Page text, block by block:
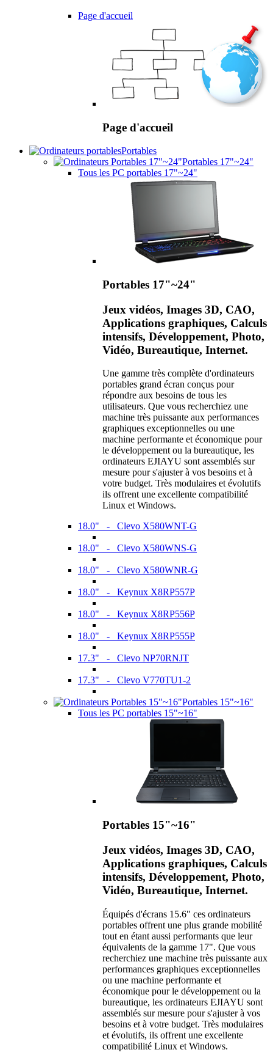
Page d'accueil
Page d'accueil
Portables
Portables 17"~24"
Tous les PC portables 17"~24"
Portables 17"~24"
Jeux vidéos, Images 3D, CAO,
Applications graphiques, Calculs
intensifs, Développement, Photo,
Vidéo, Bureautique, Internet.
Une gamme très complète d'ordinateurs
portables grand écran conçus pour
répondre aux besoins de tous les
utilisateurs. Que vous recherchiez une
machine très puissante aux performances
graphiques exceptionnelles ou une
machine performante et économique pour
le développement ou la bureautique, les
ordinateurs EJIAYU sont assemblés sur
mesure pour s'ajuster à vos besoins et à
votre budget. Très modulaires et évolutifs
ils offrent une excellente compatibilité
Linux et Windows.
18.0" - Clevo X580WNT-G
18.0" - Clevo X580WNS-G
18.0" - Clevo X580WNR-G
18.0" - Keynux X8RP557P
18.0" - Keynux X8RP556P
18.0" - Keynux X8RP555P
17.3" - Clevo NP70RNJT
17.3" - Clevo V770TU1-2
Portables 15"~16"
Tous les PC portables 15"~16"
Portables 15"~16"
Jeux vidéos, Images 3D, CAO,
Applications graphiques, Calculs
intensifs, Développement, Photo,
Vidéo, Bureautique, Internet.
Équipés d'écrans 15.6" ces ordinateurs
portables offrent une plus grande mobilité
tout en étant aussi performants que leur
équivalents de la gamme 17". Que vous
recherchiez une machine très puissante aux
performances graphiques exceptionnelles
ou une machine performante et
économique pour le développement ou la
bureautique, les ordinateurs EJIAYU sont
assemblés sur mesure pour s'ajuster à vos
besoins et à votre budget. Très modulaires
et évolutifs, ils offrent une excellente
compatibilité Linux et Windows.